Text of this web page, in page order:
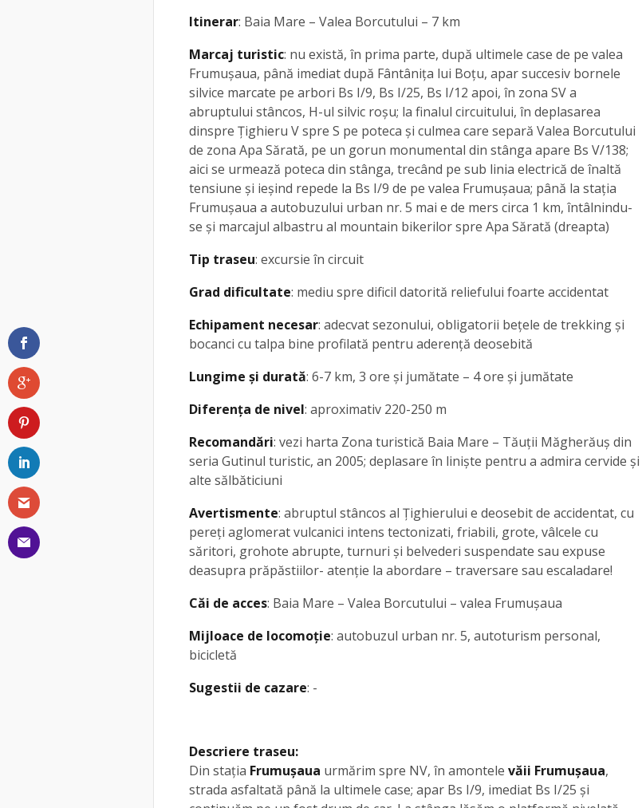
Itinerar: Baia Mare – Valea Borcutului – 7 km
Marcaj turistic: nu există, în prima parte, după ultimele case de pe valea
Frumușaua, până imediat după Fântânița lui Boțu, apar succesiv bornele
silvice marcate pe arbori Bs I/9, Bs I/25, Bs I/12 apoi, în zona SV a
abruptului stâncos, H-ul silvic roșu; la finalul circuitului, în deplasarea
dinspre Țighieru V spre S pe poteca și culmea care separă Valea Borcutului
de zona Apa Sărată, pe un gorun monumental din stânga apare Bs V/138;
aici se urmează poteca din stânga, trecând pe sub linia electrică de înaltă
tensiune și ieșind repede la Bs I/9 de pe valea Frumușaua; până la stația
Frumușaua a autobuzului urban nr. 5 mai e de mers circa 1 km, întâlnindu-
se și marcajul albastru al mountain bikerilor spre Apa Sărată (dreapta)
Tip traseu: excursie în circuit
Grad dificultate: mediu spre dificil datorită reliefului foarte accidentat
Echipament necesar: adecvat sezonului, obligatorii bețele de trekking și
bocanci cu talpa bine profilată pentru aderență deosebită
Lungime și durată: 6-7 km, 3 ore și jumătate – 4 ore și jumătate
Diferența de nivel: aproximativ 220-250 m
Recomandări: vezi harta Zona turistică Baia Mare – Tăuții Măgherăuș din
seria Gutinul turistic, an 2005; deplasare în liniște pentru a admira cervide și
alte sălbăticiuni
Avertismente: abruptul stâncos al Țighierului e deosebit de accidentat, cu
pereți aglomerat vulcanici intens tectonizati, friabili, grote, vâlcele cu
săritori, grohote abrupte, turnuri și belvederi suspendate sau expuse
deasupra prăpăstiilor- atenție la abordare – traversare sau escaladare!
Căi de acces: Baia Mare – Valea Borcutului – valea Frumușaua
Mijloace de locomoție: autobuzul urban nr. 5, autoturism personal,
bicicletă
Sugestii de cazare: -
Descriere traseu:
Din stația Frumușaua urmărim spre NV, în amontele văii Frumușaua,
strada asfaltată până la ultimele case; apar Bs I/9, imediat Bs I/25 și